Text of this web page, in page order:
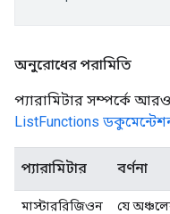
অনুরোধের পরামিতি
প্যারামিটার সম্পর্কে
ListFunctions
প্যারামিটার বর্ণনা
মাস্টাররিজিওন
যে